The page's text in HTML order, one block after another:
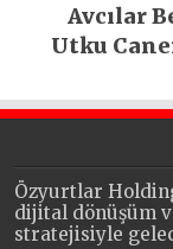
Avcılar
Utku
Özyurtlar
dijital dönüşüm
stratejisiyle